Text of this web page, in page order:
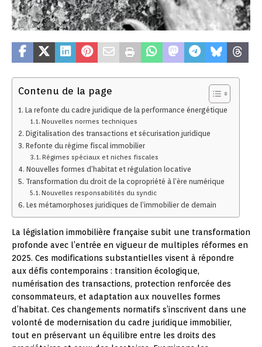
Contenu de la page
La refonte du cadre juridique de la performance énergétique
Nouvelles normes techniques
Digitalisation des transactions et sécurisation juridique
Refonte du régime fiscal immobilier
Régimes spéciaux et niches fiscales
Nouvelles formes d’habitat et régulation locative
Transformation du droit de la copropriété à l’ère numérique
Nouvelles responsabilités du syndic
Les métamorphoses juridiques de l’immobilier de demain
La législation immobilière française subit une transformation
profonde avec l’entrée en vigueur de multiples réformes en
2025. Ces modifications substantielles visent à répondre
aux défis contemporains : transition écologique,
numérisation des transactions, protection renforcée des
consommateurs, et adaptation aux nouvelles formes
d’habitat. Ces changements normatifs s’inscrivent dans une
volonté de modernisation du cadre juridique immobilier,
tout en préservant un équilibre entre les droits des